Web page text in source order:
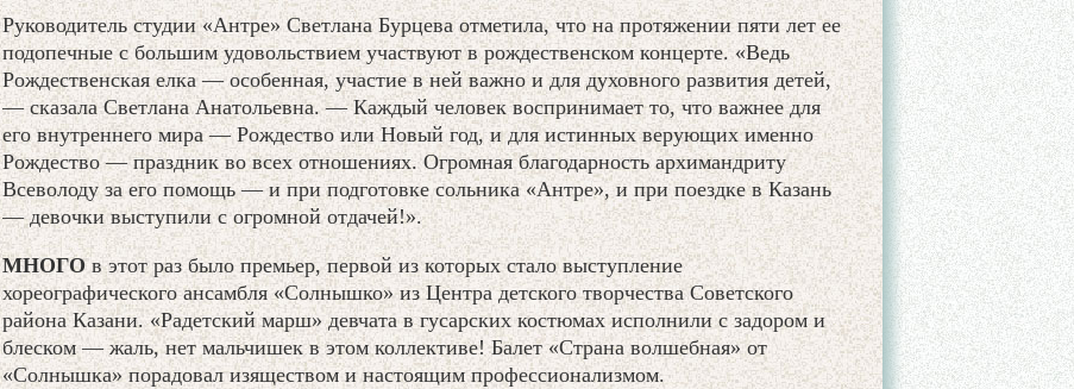
Руководитель студии «Антре» Светлана Бурцева отметила, что на протяжении пяти лет ее
подопечные с большим удовольствием участвуют в рождественском концерте. «Ведь
Рождественская елка — особенная, участие в ней важно и для духовного развития детей,
— сказала Светлана Анатольевна. — Каждый человек воспринимает то, что важнее для
его внутреннего мира — Рождество или Новый год, и для истинных верующих именно
Рождество — праздник во всех отношениях. Огромная благодарность архимандриту
Всеволоду за его помощь — и при подготовке сольника «Антре», и при поездке в Казань
— девочки выступили с огромной отдачей!».
МНОГОв этот раз было премьер, первой из которых стало выступление
хореографического ансамбля «Солнышко» из Центра детского творчества Советского
района Казани. «Радетский марш» девчата в гусарских костюмах исполнили с задором и
блеском — жаль, нет мальчишек в этом коллективе! Балет «Страна волшебная» от
«Солнышка» порадовал изяществом и настоящим профессионализмом.